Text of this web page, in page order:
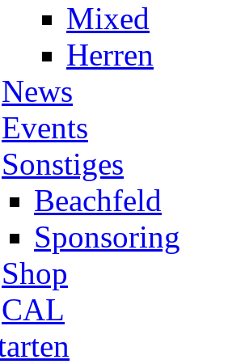
Mixed
Herren
News
Events
Sonstiges
Beachfeld
Sponsoring
Shop
CAL